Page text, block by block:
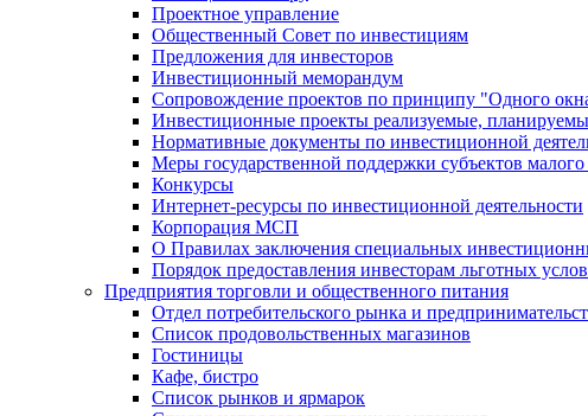
Проектное управление
Общественный Совет по инвестициям
Предложения для инвесторов
Инвестиционный меморандум
Сопровождение проектов по принципу "Oдного
Инвестиционные проекты реализуемые,
Нормативные документы по инвестиционной
Меры государственной поддержки субъектов
Конкурсы
Интернет-ресурсы по инвестиционной деятельности
Корпорация МСП
О Правилах заключения специальных
Порядок предоставления инвесторам льготных
Предприятия торговли и общественного питания
Отдел потребительского рынка и
Список продовольственных магазинов
Гостиницы
Кафе, бистро
Cписок рынков и ярмарок